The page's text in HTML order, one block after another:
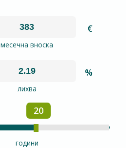
€
месечна вноска
%
лихва
20
години